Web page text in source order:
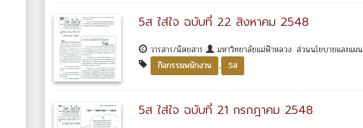
5ส ใส่ใจ ฉบับที่ 22 สิงหาคม 2548
วารสาร/นิตยสาร มหาวิทยาลัยแม่ฟ้าหลวง. ส่วนนโยบายและแผน
กิจกรรมพนักงาน
, 5ส
5ส ใส่ใจ ฉบับที่ 21 กรกฎาคม 2548